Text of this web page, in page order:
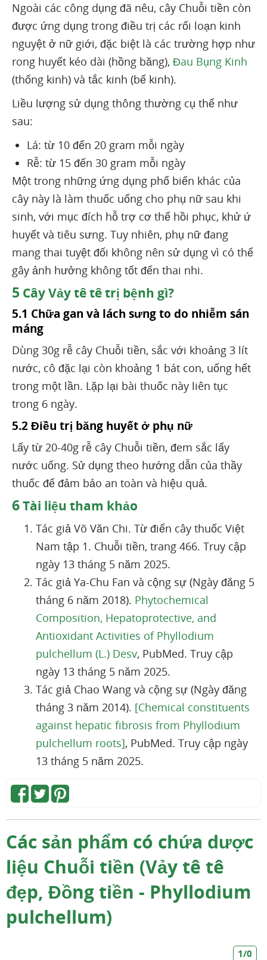
Ngoài các công dụng đã nêu, cây Chuỗi tiền còn
được ứng dụng trong điều trị các rối loạn kinh
nguyệt ở nữ giới, đặc biệt là các trường hợp như
rong huyết kéo dài (hồng băng), Đau Bụng Kinh
(thống kinh) và tắc kinh (bế kinh).
Liều lượng sử dụng thông thường cụ thể như
sau:
Lá: từ 10 đến 20 gram mỗi ngày
Rễ: từ 15 đến 30 gram mỗi ngày
Một trong những ứng dụng phổ biến khác của
cây này là làm thuốc uống cho phụ nữ sau khi
sinh, với mục đích hỗ trợ cơ thể hồi phục, khử ứ
huyết và tiêu sưng. Tuy nhiên, phụ nữ đang
mang thai tuyệt đối không nên sử dụng vì có thể
gây ảnh hưởng không tốt đến thai nhi.
5 Cây Vảy tê tê trị bệnh gì?
5.1 Chữa gan và lách sưng to do nhiễm sán
máng
Dùng 30g rễ cây Chuỗi tiền, sắc với khoảng 3 lít
nước, cô đặc lại còn khoảng 1 bát con, uống hết
trong một lần. Lặp lại bài thuốc này liên tục
trong 6 ngày.
5.2 Điều trị băng huyết ở phụ nữ
Lấy từ 20-40g rễ cây Chuỗi tiền, đem sắc lấy
nước uống. Sử dụng theo hướng dẫn của thầy
thuốc để đảm bảo an toàn và hiệu quả.
6Tài liệu tham khảo
Tác giả Võ Văn Chi. Từ điển cây thuốc Việt
Nam tập 1. Chuỗi tiền, trang 466. Truy cập
ngày 13 tháng 5 năm 2025.
Tác giả Ya-Chu Fan và cộng sự (Ngày đăng 5
tháng 6 năm 2018). Phytochemical
Composition, Hepatoprotective, and
Antioxidant Activities of Phyllodium
pulchellum (L.) Desv, PubMed. Truy cập
ngày 13 tháng 5 năm 2025.
Tác giả Chao Wang và cộng sự (Ngày đăng
tháng 3 năm 2014). [Chemical constituents
against hepatic fibrosis from Phyllodium
pulchellum roots], PubMed. Truy cập ngày
13 tháng 5 năm 2025.
Các sản phẩm có chứa dược
liệu Chuỗi tiền (Vảy tê tê
đẹp, Đồng tiền - Phyllodium
pulchellum)
1/0